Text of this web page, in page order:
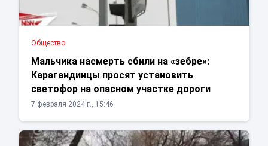
Общество
Мальчика насмерть сбили на «зебре»:
Карагандинцы просят установить
светофор на опасном участке дороги
7 февраля 2024 г., 15:46